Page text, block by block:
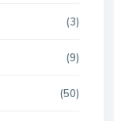
(3)
(9)
(50)